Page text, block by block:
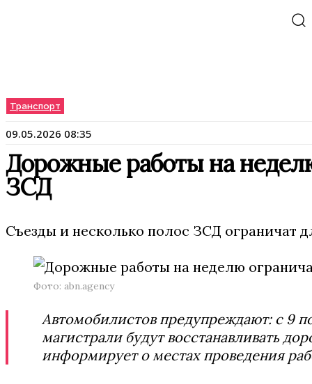
Транспорт
09.05.2026 08:35
Дорожные работы на
ЗСД
Съезды и несколько полос ЗСД ограничат
Фото: abn.agency
Автомобилистов предупреждают: с 9
магистрали будут восстанавливать
информирует о местах проведения